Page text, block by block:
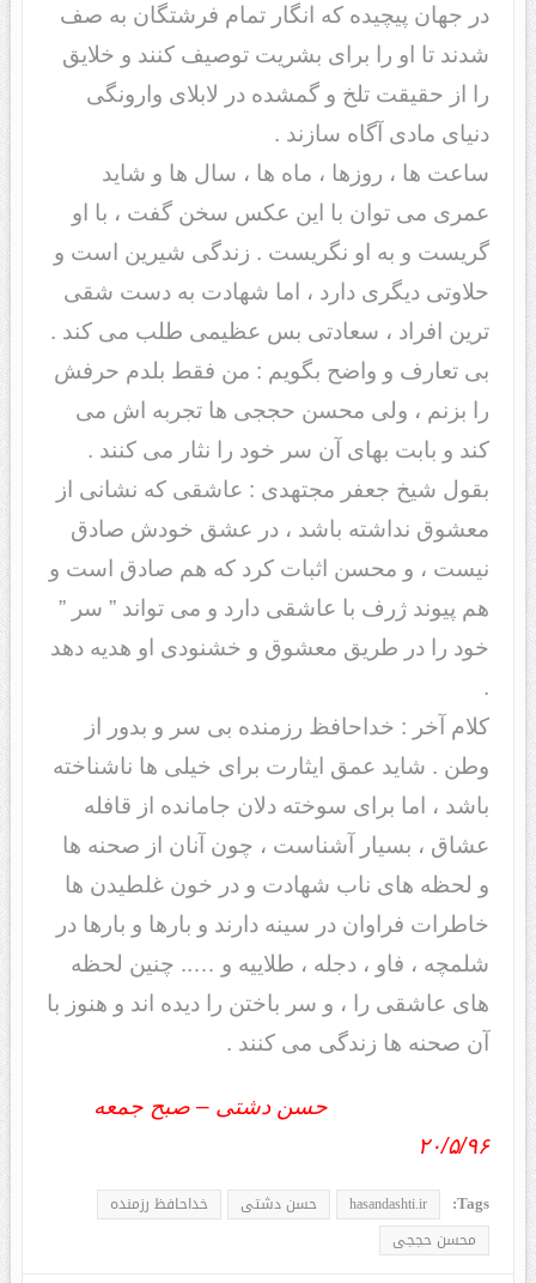
در جهان پیچیده که انگار تمام فرشتگان به صف
شدند تا او را برای بشریت توصیف کنند و خلایق
را از حقیقت تلخ و گمشده در لابلای وارونگی
دنیای مادی آگاه سازند .
ساعت ها ، روزها ، ماه ها ، سال ها و شاید
عمری می توان با این عکس سخن گفت ، با او
گریست و به او نگریست . زندگی شیرین است و
حلاوتی دیگری دارد ، اما شهادت به دست شقی
ترین افراد ، سعادتی بس عظیمی طلب می کند .
بی تعارف و واضح بگویم : من فقط بلدم حرفش
را بزنم ، ولی محسن حججی ها تجربه اش می
کند و بابت بهای آن سر خود را نثار می کنند .
بقول شیخ جعفر مجتهدی : عاشقی که نشانی از
معشوق نداشته باشد ، در عشق خودش صادق
نیست ، و محسن اثبات کرد که هم صادق است و
هم پیوند ژرف با عاشقی دارد و می تواند ” سر ”
خود را در طریق معشوق و خشنودی او هدیه دهد
.
کلام آخر : خداحافظ رزمنده بی سر و بدور از
وطن . شاید عمق ایثارت برای خیلی ها ناشناخته
باشد ، اما برای سوخته دلان جامانده از قافله
عشاق ، بسیار آشناست ، چون آنان از صحنه ها
و لحظه های ناب شهادت و در خون غلطیدن ها
خاطرات فراوان در سینه دارند و بارها و بارها در
شلمچه ، فاو ، دجله ، طلاییه و ….. چنین لحظه
های عاشقی را ، و سر باختن را دیده اند و هنوز با
آن صحنه ها زندگی می کنند .
حسن دشتی – صبح جمعه
۲۰/۵/۹۶
Tags:
hasandashti.ir حسن دشتی
خداحافظ رزمنده
محسن حججی